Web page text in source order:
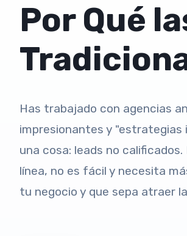
Por Qué
Has trabajado con agencias
impresionantes y "estrategias
una cosa: leads no
línea, no es fácil y necesita
tu negocio y que sepa atraer